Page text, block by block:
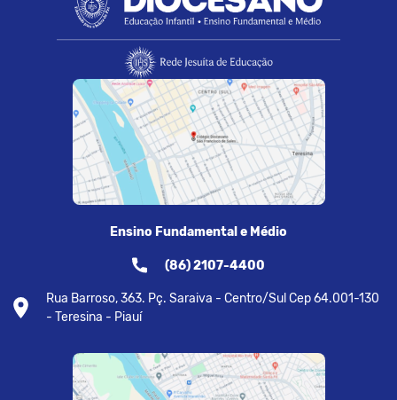
Ensino Fundamental e Médio
(86) 2107-4400
Rua Barroso, 363. Pç. Saraiva - Centro/Sul Cep 64.001-130
- Teresina - Piauí